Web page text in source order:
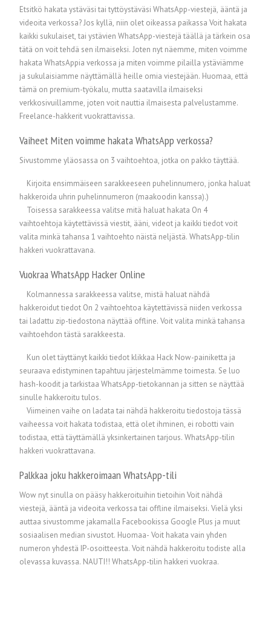
Etsitkö hakata ystäväsi tai tyttöystäväsi WhatsApp-viestejä, ääntä ja
videoita verkossa? Jos kyllä, niin olet oikeassa paikassa Voit hakata
kaikki sukulaiset, tai ystävien WhatsApp-viestejä täällä ja tärkein osa
tätä on voit tehdä sen ilmaiseksi. Joten nyt näemme, miten voimme
hakata WhatsAppia verkossa ja miten voimme pilailla ystäviämme
ja sukulaisiamme näyttämällä heille omia viestejään. Huomaa, että
tämä on premium-työkalu, mutta saatavilla ilmaiseksi
verkkosivuillamme, joten voit nauttia ilmaisesta palvelustamme.
Freelance-hakkerit vuokrattavissa.
Vaiheet Miten voimme hakata WhatsApp verkossa?
Sivustomme yläosassa on 3 vaihtoehtoa, jotka on pakko täyttää.
Kirjoita ensimmäiseen sarakkeeseen puhelinnumero, jonka haluat
hakkeroida uhrin puhelinnumeron (maakoodin kanssa).)
Toisessa sarakkeessa valitse mitä haluat hakata On 4
vaihtoehtoja käytettävissä viestit, ääni, videot ja kaikki tiedot voit
valita minkä tahansa 1 vaihtoehto näistä neljästä. WhatsApp-tilin
hakkeri vuokrattavana.
Vuokraa WhatsApp Hacker Online
Kolmannessa sarakkeessa valitse, mistä haluat nähdä
hakkeroidut tiedot On 2 vaihtoehtoa käytettävissä niiden verkossa
tai ladattu zip-tiedostona näyttää offline. Voit valita minkä tahansa
vaihtoehdon tästä sarakkeesta.
Kun olet täyttänyt kaikki tiedot klikkaa Hack Now-painiketta ja
seuraava edistyminen tapahtuu järjestelmämme toimesta. Se luo
hash-koodit ja tarkistaa WhatsApp-tietokannan ja sitten se näyttää
sinulle hakkeroitu tulos.
Viimeinen vaihe on ladata tai nähdä hakkeroitu tiedostoja tässä
vaiheessa voit hakata todistaa, että olet ihminen, ei robotti vain
todistaa, että täyttämällä yksinkertainen tarjous. WhatsApp-tilin
hakkeri vuokrattavana.
Palkkaa joku hakkeroimaan WhatsApp-tili
Wow nyt sinulla on pääsy hakkeroituihin tietoihin Voit nähdä
viestejä, ääntä ja videoita verkossa tai offline ilmaiseksi. Vielä yksi
auttaa sivustomme jakamalla Facebookissa Google Plus ja muut
sosiaalisen median sivustot. Huomaa- Voit hakata vain yhden
numeron yhdestä IP-osoitteesta. Voit nähdä hakkeroitu todiste alla
olevassa kuvassa. NAUTI!! WhatsApp-tilin hakkeri vuokraa.